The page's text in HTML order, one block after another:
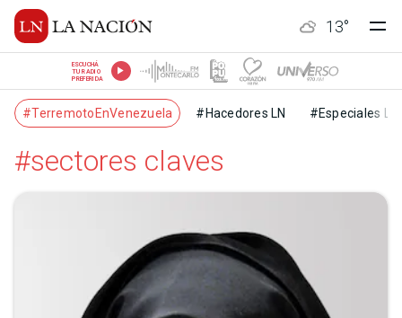
13°
ESCUCHÁ
TU RADIO
PREFERIDA
#TerremotoEnVenezuela #Hacedores LN #Especiales LN
#sectores claves